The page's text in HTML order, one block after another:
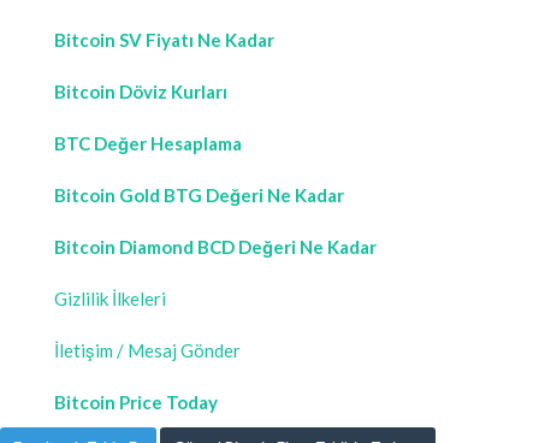
Bitcoin SV Fiyatı Ne Kadar
Bitcoin Döviz Kurları
BTC Değer Hesaplama
Bitcoin Gold BTG Değeri Ne Kadar
Bitcoin Diamond BCD Değeri Ne Kadar
Gizlilik İlkeleri
İletişim / Mesaj Gönder
Bitcoin Price Today